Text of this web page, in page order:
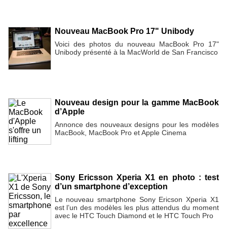
Nouveau MacBook Pro 17" Unibody
Voici des photos du nouveau MacBook Pro 17"
Unibody présenté à la MacWorld de San Francisco
Nouveau design pour la gamme MacBook
d’Apple
Annonce des nouveaux designs pour les modèles
MacBook, MacBook Pro et Apple Cinema
Sony Ericsson Xperia X1 en photo : test
d’un smartphone d’exception
Le nouveau smartphone Sony Ericson Xperia X1
est l’un des modèles les plus attendus du moment
avec le HTC Touch Diamond et le HTC Touch Pro